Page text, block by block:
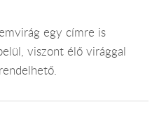
egy címre is
viszont élő virággal